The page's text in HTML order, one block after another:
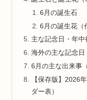
6月の誕生石
6月の誕生花（
主な記念日・年中
海外の主な記念日
6月の主な出来事
【保存版】2026
ダー表）